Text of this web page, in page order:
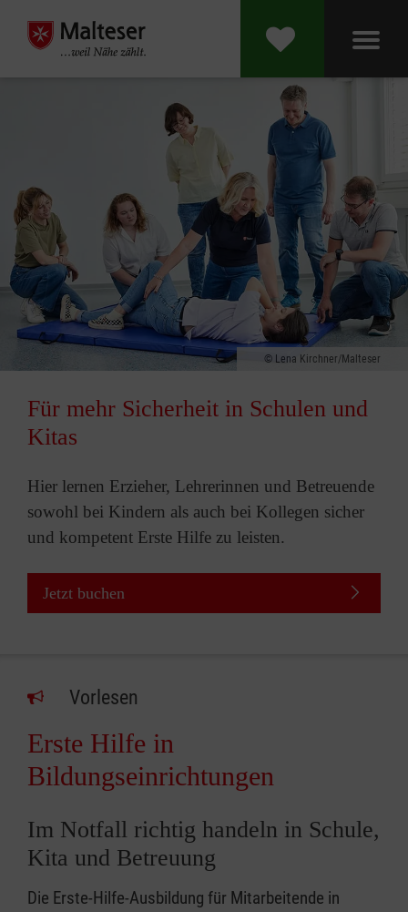
Lena Kirchner/Malteser
Für mehr Sicherheit in Schulen und
Kitas
Hier lernen Erzieher, Lehrerinnen und Betreuende
sowohl bei Kindern als auch bei Kollegen sicher
und kompetent Erste Hilfe zu leisten.
Jetzt buchen
Vorlesen
Erste Hilfe in
Bildungseinrichtungen
Im Notfall richtig handeln in Schule,
Kita und Betreuung
Die Erste-Hilfe-Ausbildung für Mitarbeitende in